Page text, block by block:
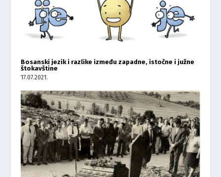
Bosanski jezik i razlike između zapadne, istočne i južne
štokavštine
17.07.2021.